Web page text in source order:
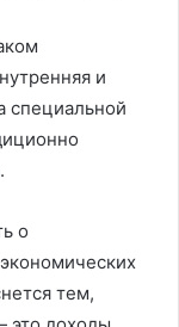
и
специальной
о
тем,